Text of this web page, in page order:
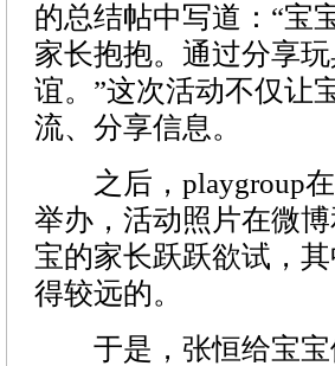
的总结帖中写道：“宝
家长抱抱。通过分享
谊。”这次活动不仅让
流、分享信息。
之后，playgroup在
举办，活动照片在微
宝的家长跃跃欲试，
得较远的。
于是，张恒给宝宝